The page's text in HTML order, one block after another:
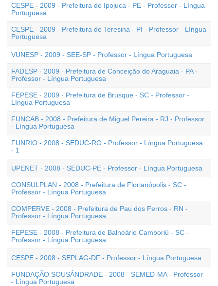
CESPE - 2009 - Prefeitura de Ipojuca - PE - Professor - Língua
Portuguesa
CESPE - 2009 - Prefeitura de Teresina - PI - Professor - Língua
Portuguesa
VUNESP - 2009 - SEE-SP - Professor - Língua Portuguesa
FADESP - 2009 - Prefeitura de Conceição do Araguaia - PA -
Professor - Língua Portuguesa
FEPESE - 2009 - Prefeitura de Brusque - SC - Professor -
Língua Portuguesa
FUNCAB - 2008 - Prefeitura de Miguel Pereira - RJ - Professor
- Língua Portuguesa
FUNRIO - 2008 - SEDUC-RO - Professor - Língua Portuguesa
- 1
UPENET - 2008 - SEDUC-PE - Professor - Língua Portuguesa
CONSULPLAN - 2008 - Prefeitura de Florianópolis - SC -
Professor - Língua Portuguesa
COMPERVE - 2008 - Prefeitura de Pau dos Ferros - RN -
Professor - Língua Portuguesa
FEPESE - 2008 - Prefeitura de Balneário Camboriú - SC -
Professor - Língua Portuguesa
CESPE - 2008 - SEPLAG-DF - Professor - Língua Portuguesa
FUNDAÇÃO SOUSÂNDRADE - 2008 - SEMED-MA - Professor
- Língua Portuguesa